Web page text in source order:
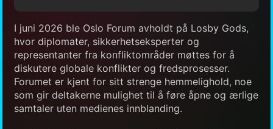
I juni 2026 ble Oslo Forum avholdt på Losby Gods,
hvor diplomater, sikkerhetseksperter og
representanter fra konfliktområder møttes for å
diskutere globale konflikter og fredsprosesser.
Forumet er kjent for sitt strenge hemmelighold, noe
som gir deltakerne mulighet til å føre åpne og ærlige
samtaler uten medienes innblanding.